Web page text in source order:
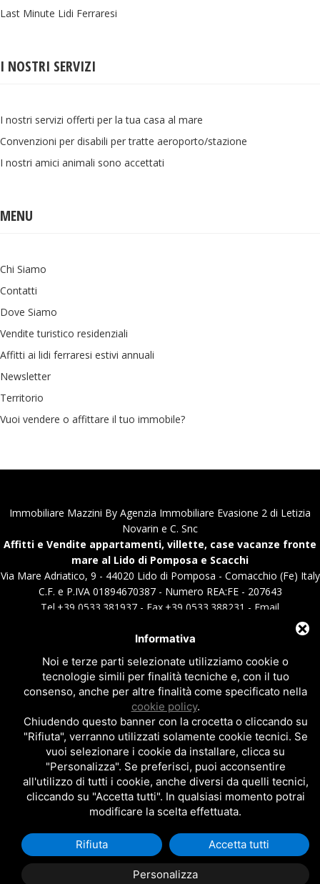
Last Minute Lidi Ferraresi
I NOSTRI SERVIZI
I nostri servizi offerti per la tua casa al mare
Convenzioni per disabili per tratte aeroporto/stazione
I nostri amici animali sono accettati
MENU
Chi Siamo
Contatti
Dove Siamo
Vendite turistico residenziali
Affitti ai lidi ferraresi estivi annuali
Newsletter
Territorio
Vuoi vendere o affittare il tuo immobile?
Immobiliare Mazzini By Agenzia Immobiliare Evasione 2 di Letizia
Novarin e C. Snc
Affitti e Vendite appartamenti, villette, case vacanze fronte
mare al Lido di Pomposa e Scacchi
Via Mare Adriatico, 9 - 44020 Lido di Pomposa - Comacchio (Fe) Italy
C.F. e P.IVA 01894670387 - Numero REA:FE - 207643
Tel.+39 0533.381937 - Fax.+39 0533.388231 - Email
Cookie policy
Sito realizzato daTopsuimotori
Informativa
Noi e terze parti selezionate utilizziamo cookie o
tecnologie simili per finalità tecniche e, con il tuo
consenso, anche per altre finalità come specificato nella
cookie policy.
Chiudendo questo banner con la crocetta o cliccando su
"Rifiuta", verranno utilizzati solamente cookie tecnici. Se
vuoi selezionare i cookie da installare, clicca su
"Personalizza". Se preferisci, puoi acconsentire
all'utilizzo di tutti i cookie, anche diversi da quelli tecnici,
cliccando su "Accetta tutti". In qualsiasi momento potrai
modificare la scelta effettuata.
Personalizza
Rifiuta Accetta tutti